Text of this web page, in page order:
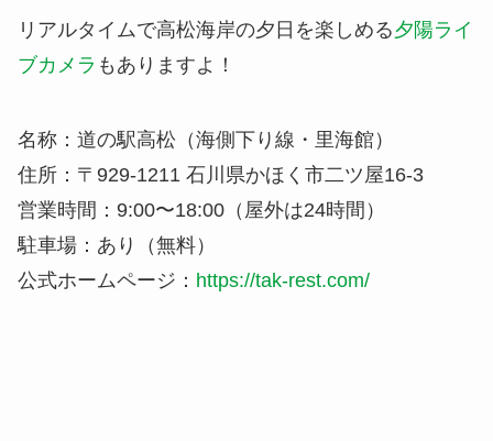
リアルタイムで高松海岸の夕日を楽しめる夕陽ライ
ブカメラ もありますよ！
名称：道の駅高松（海側下り線・里海館）
住所：〒929-1211 石川県かほく市二ツ屋16-3
営業時間：9:00〜18:00（屋外は24時間）
駐車場：あり（無料）
公式ホームページ： https://tak-rest.com/